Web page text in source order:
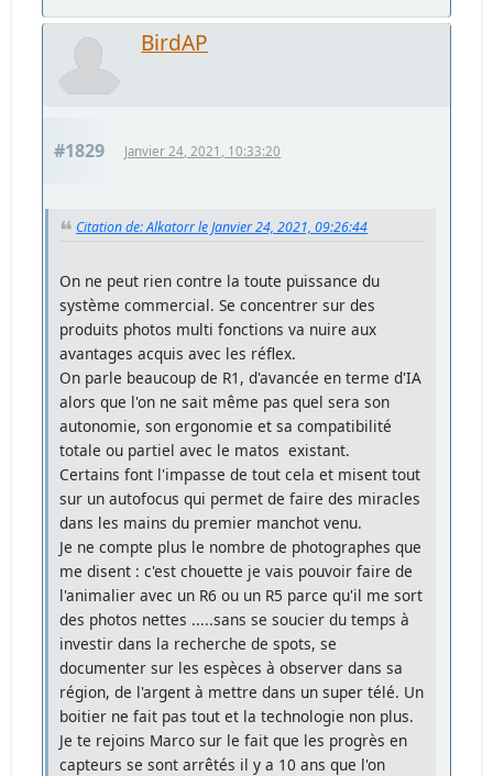
BirdAP
#1829 Janvier 24, 2021, 10:33:20
Citation de: Alkatorr le Janvier 24, 2021, 09:26:44
On ne peut rien contre la toute puissance du
système commercial. Se concentrer sur des
produits photos multi fonctions va nuire aux
avantages acquis avec les réflex.
On parle beaucoup de R1, d'avancée en terme d'IA
alors que l'on ne sait même pas quel sera son
autonomie, son ergonomie et sa compatibilité
totale ou partiel avec le matos existant.
Certains font l'impasse de tout cela et misent tout
sur un autofocus qui permet de faire des miracles
dans les mains du premier manchot venu.
Je ne compte plus le nombre de photographes que
me disent : c'est chouette je vais pouvoir faire de
l'animalier avec un R6 ou un R5 parce qu'il me sort
des photos nettes .....sans se soucier du temps à
investir dans la recherche de spots, se
documenter sur les espèces à observer dans sa
région, de l'argent à mettre dans un super télé. Un
boitier ne fait pas tout et la technologie non plus.
Je te rejoins Marco sur le fait que les progrès en
capteurs se sont arrêtés il y a 10 ans que l'on